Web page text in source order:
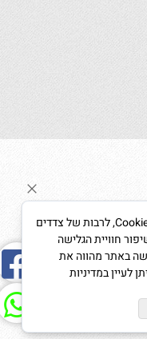
לידיעתך, באתרנו נעשה שימוש בקבצי Cookies, לרבות של צדדים
חוויית הגלישה
באתר מהווה את
לעיין במדיניות